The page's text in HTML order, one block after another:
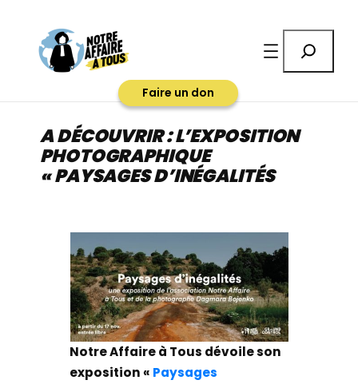
contenu
Faire un don
A DÉCOUVRIR : L’EXPOSITION
PHOTOGRAPHIQUE
« PAYSAGES D’INÉGALITÉS
Notre Affaire à Tous dévoile son
exposition « Paysages